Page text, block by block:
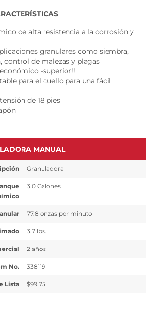
de alta resistencia a la corrosión y
granulares como siembra,
control de malezas y plagas
-superior!!
para el cuello para una fácil
de 18 pies
MANUAL
Granuladora
3.0 Galones
77.8 onzas por minuto
3.7 lbs.
2 años
No. 338119
Lista $99.75